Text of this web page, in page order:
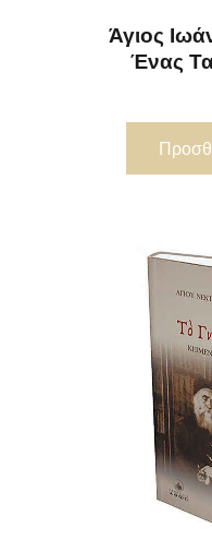
Άγιος
Ένας